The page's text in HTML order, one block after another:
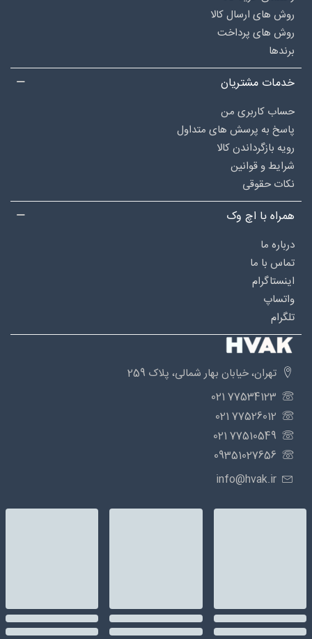
روش های ارسال کالا
روش های پرداخت
برندها
خدمات مشتریان
حساب کاربری من
پاسخ به پرسش های متداول
رویه بازگرداندن کالا
شرایط و قوانین
نکات حقوقی
همراه با اچ وک
درباره‌ ما
تماس با ما
اینستاگرام
واتساپ
تلگرام
تهران، خیابان بهار شمالی، پلاک 259
77534123 021
77526012 021
77510549 021
09351027656
info@hvak.ir